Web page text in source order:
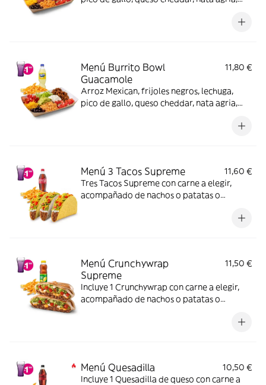
Menú Burrito Bowl
Guacamole
11,80 €
Arroz Mexican, frijoles negros, lechuga,
pico de gallo, queso cheddar, nata agria,
Menú 3 Tacos Supreme
11,60 €
Tres Tacos Supreme con carne a elegir,
acompañado de nachos o patatas o
Menú Crunchywrap
Supreme
11,50 €
Incluye 1 Crunchywrap con carne a elegir,
acompañado de nachos o patatas o
Menú Quesadilla
10,50 €
Incluye 1 Quesadilla de queso con carne a